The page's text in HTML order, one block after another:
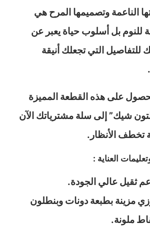
الناعمة وتصميمها المرح هي
للنوم بل أسلوب حياة يعبر عن
للتفاصيل التي تجعلك أنيقة
على هذه القطعة المميزة
شيك” إلى سلة مشترياتك الآن
تخطف الأنظار.
العناية :
ثقيل عالي الجودة.
مزينة بطبعة دونات وبنطلون
ملونة.